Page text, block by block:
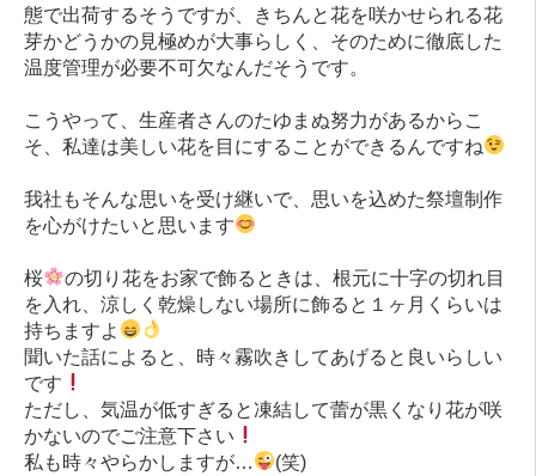
態で出荷するそうですが、きちんと花を咲かせられる花
芽かどうかの見極めが大事らしく、そのために徹底した
温度管理が必要不可欠なんだそうです。
こうやって、生産者さんのたゆまぬ努力があるからこ
そ、私達は美しい花を目にすることができるんですね
我社もそんな思いを受け継いで、思いを込めた祭壇制作
を心がけたいと思います
桜
の切り花をお家で飾るときは、根元に十字の切れ目
を入れ、涼しく乾燥しない場所に飾ると１ヶ月くらいは
持ちますよ
聞いた話によると、時々霧吹きしてあげると良いらしい
です
ただし、気温が低すぎると凍結して蕾が黒くなり花が咲
かないのでご注意下さい
私も時々やらかしますが…
(笑)